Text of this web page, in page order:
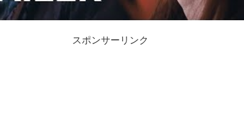
スポンサーリンク